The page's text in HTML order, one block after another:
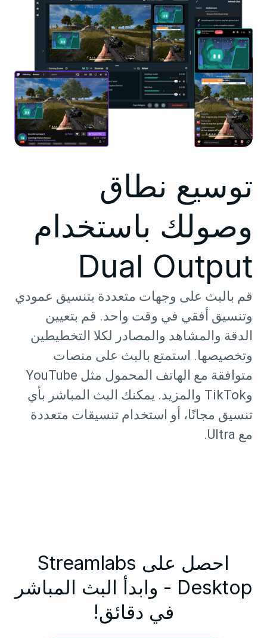
توسيع نطاق
وصولك باستخدام
Dual Output
قم بالبث على وجهات متعددة بتنسيق عمودي
وتنسيق أفقي في وقت واحد. قم بتعيين
الدقة والمشاهد والمصادر لكلا التخطيطين
وتخصيصها. استمتع بالبث على منصات
متوافقة مع الهاتف المحمول مثل YouTube
وTikTok والمزيد. يمكنك البث المباشر بأي
تنسيق مجانًا، أو استخدام تنسيقات متعددة
مع Ultra.
احصل على Streamlabs
Desktop - وابدأ البث المباشر
في دقائق!